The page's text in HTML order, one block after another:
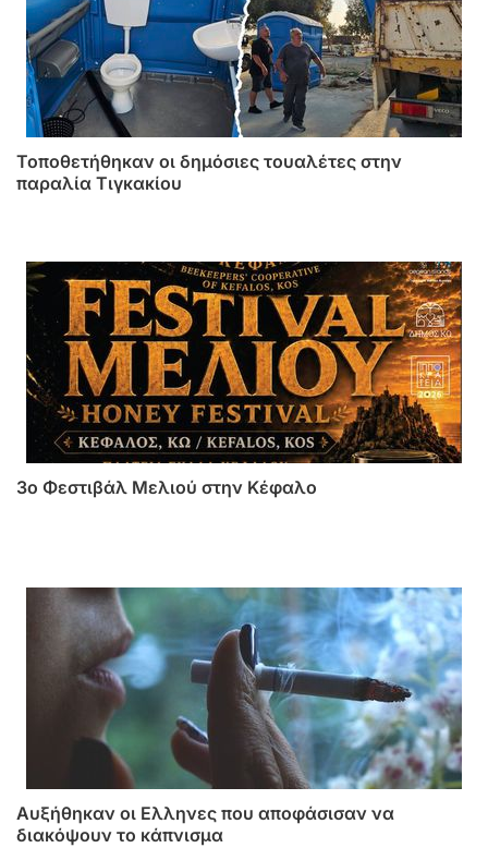
Τοποθετήθηκαν οι δημόσιες τουαλέτες στην
παραλία Τιγκακίου
3o Φεστιβάλ Μελιού στην Κέφαλο
Αυξήθηκαν οι Ελληνες που αποφάσισαν να
διακόψουν το κάπνισμα